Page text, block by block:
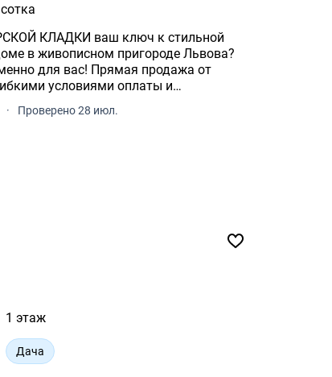
ключ к стильной
· Проверено 28 июл.
1 этаж
Дача